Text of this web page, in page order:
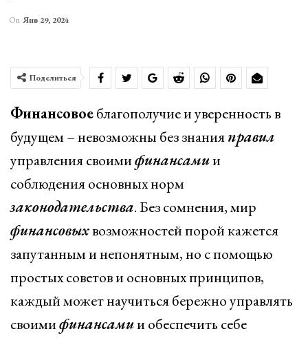
On Янв 29, 2024
Поделиться
Финансовоеблагополучие и уверенность в
будущем – невозможны без знанияправил
управления своимифинансамии
соблюдения основных норм
законодательства. Без сомнения, мир
финансовыхвозможностей порой кажется
запутанным и непонятным, но с помощью
простых советов и основных принципов,
каждый может научиться бережно управлять
своимифинансамии обеспечить себе